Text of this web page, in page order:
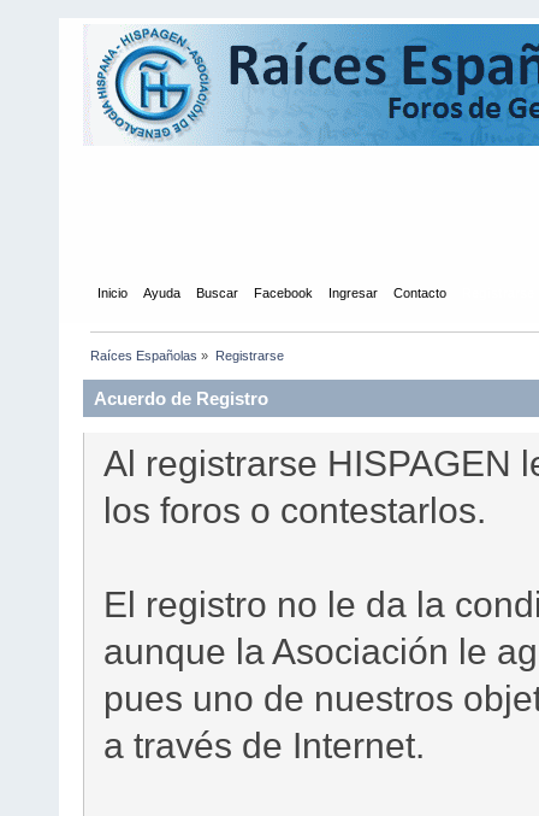
Inicio Ayuda Buscar Facebook Ingresar Contacto
Raíces Españolas » Registrarse
Acuerdo de Registro
Al registrarse HISPAGEN
los foros o contestarlos.
El registro no le da la
aunque la Asociación le
pues uno de nuestros
a través de Internet.